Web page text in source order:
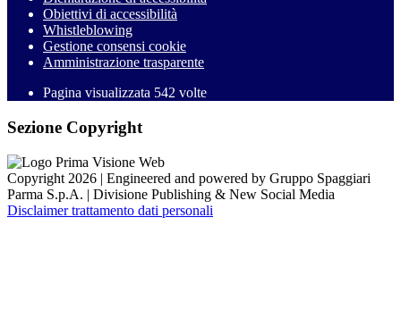
Obiettivi di accessibilità
Whistleblowing
Gestione consensi cookie
Amministrazione trasparente
Pagina visualizzata 542 volte
Sezione Copyright
Copyright 2026 | Engineered and powered by Gruppo Spaggiari
Parma S.p.A. | Divisione Publishing & New Social Media
Disclaimer trattamento dati personali